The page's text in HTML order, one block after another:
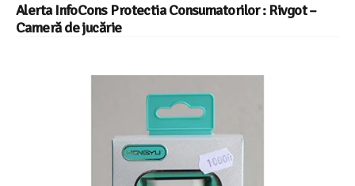
Alerta InfoCons Protectia Consumatorilor : Rivgot –
Cameră de jucărie